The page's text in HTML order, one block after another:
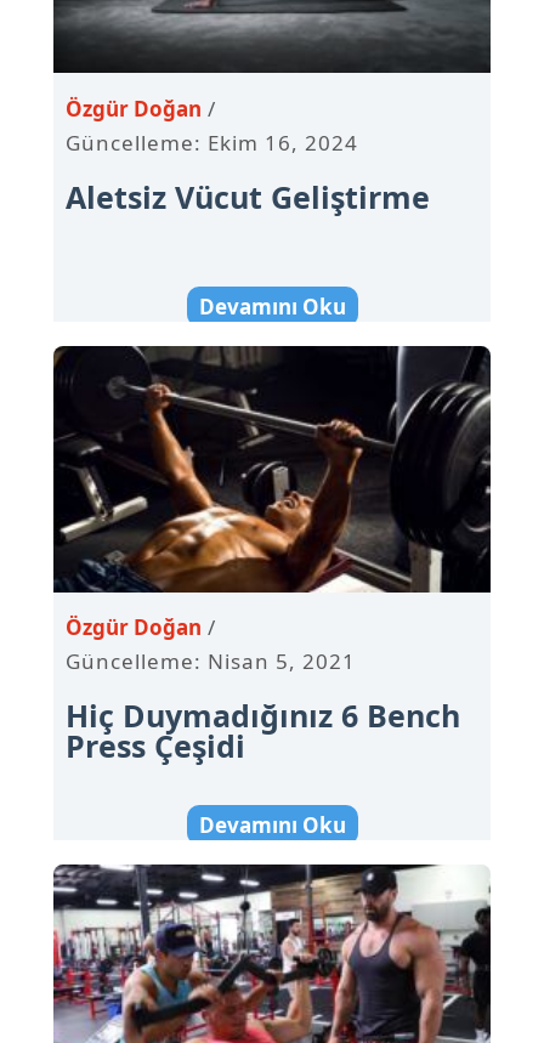
Aletsiz Vücut Geliştirme
Güncelleme: Ekim 16, 2024
Özgür Doğan
Devamını Oku
Hiç Duymadığınız 6 Bench
Press Çeşidi
Güncelleme: Nisan 5, 2021
Özgür Doğan
Devamını Oku